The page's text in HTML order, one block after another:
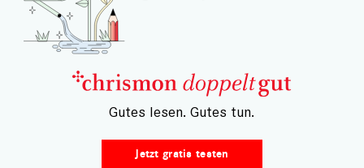
– Gutes lesen. Gutes tun.
Jetzt gratis testen